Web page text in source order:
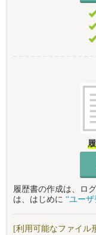
履歴書の作成は、ロ
は、はじめに “ユー
[利用可能なファイル